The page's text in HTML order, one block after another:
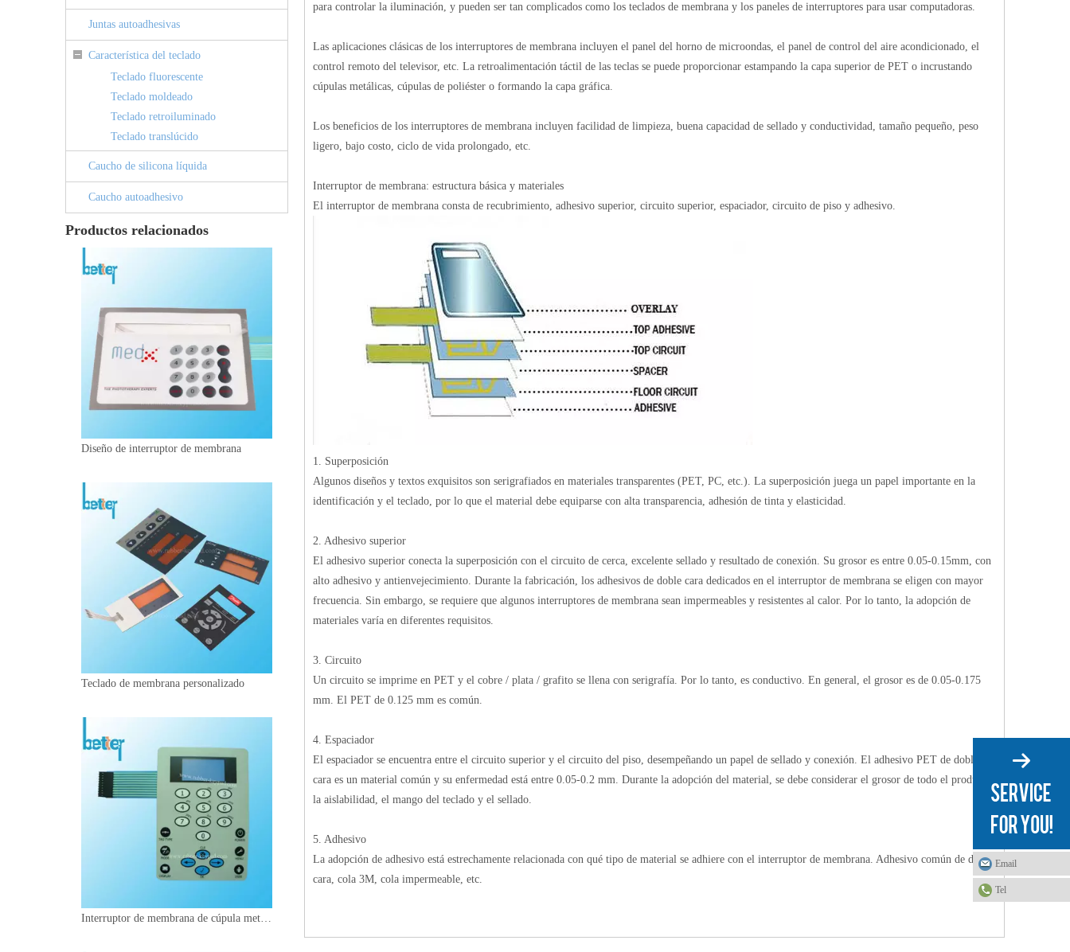
Juntas autoadhesivas
Característica del teclado
Teclado fluorescente
Teclado moldeado
Teclado retroiluminado
Teclado translúcido
Caucho de silicona líquida
Caucho autoadhesivo
Productos relacionados
Diseño de interruptor de membrana
Teclado de membrana personalizado
Interruptor de membrana de cúpula metálica
para controlar la iluminación, y pueden ser tan complicados como los teclados de membrana y los paneles de interruptores para usar computadoras.
Las aplicaciones clásicas de los interruptores de membrana incluyen el panel del horno de microondas, el panel de control del aire acondicionado, el
control remoto del televisor, etc. La retroalimentación táctil de las teclas se puede proporcionar estampando la capa superior de PET o incrustando
cúpulas metálicas, cúpulas de poliéster o formando la capa gráfica.
Los beneficios de los interruptores de membrana incluyen facilidad de limpieza, buena capacidad de sellado y conductividad, tamaño pequeño, peso
ligero, bajo costo, ciclo de vida prolongado, etc.
Interruptor de membrana: estructura básica y materiales
El interruptor de membrana consta de recubrimiento, adhesivo superior, circuito superior, espaciador, circuito de piso y adhesivo.
1. Superposición
Algunos diseños y textos exquisitos son serigrafiados en materiales transparentes (PET, PC, etc.). La superposición juega un papel importante en la
identificación y el teclado, por lo que el material debe equiparse con alta transparencia, adhesión de tinta y elasticidad.
2. Adhesivo superior
El adhesivo superior conecta la superposición con el circuito de cerca, excelente sellado y resultado de conexión. Su grosor es entre 0.05-0.15mm, con
alto adhesivo y antienvejecimiento. Durante la fabricación, los adhesivos de doble cara dedicados en el interruptor de membrana se eligen con mayor
frecuencia. Sin embargo, se requiere que algunos interruptores de membrana sean impermeables y resistentes al calor. Por lo tanto, la adopción de
materiales varía en diferentes requisitos.
3. Circuito
Un circuito se imprime en PET y el cobre / plata / grafito se llena con serigrafía. Por lo tanto, es conductivo. En general, el grosor es de 0.05-0.175
mm. El PET de 0.125 mm es común.
4. Espaciador
El espaciador se encuentra entre el circuito superior y el circuito del piso, desempeñando un papel de sellado y conexión. El adhesivo PET de doble
cara es un material común y su enfermedad está entre 0.05-0.2 mm. Durante la adopción del material, se debe considerar el grosor de todo el producto,
la aislabilidad, el mango del teclado y el sellado.
5. Adhesivo
La adopción de adhesivo está estrechamente relacionada con qué tipo de material se adhiere con el interruptor de membrana. Adhesivo común de doble
cara, cola 3M, cola impermeable, etc.
Email
Tel